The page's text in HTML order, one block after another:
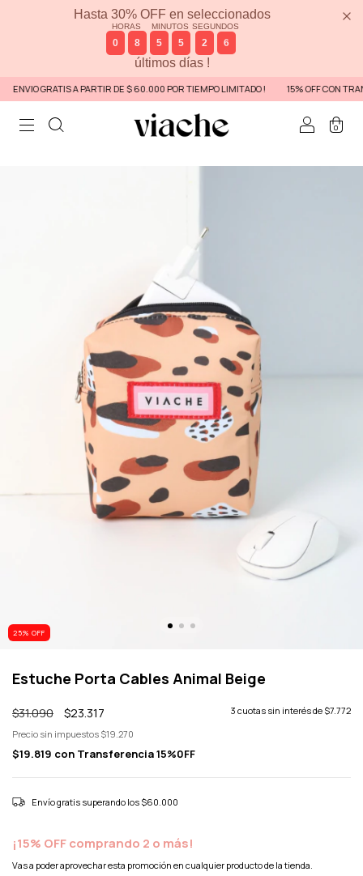
Hasta 30% OFF en seleccionados
HORAS
0 8
MINUTOS
5 5
SEGUNDOS
2 6
últimos días !
GRATIS A PARTIR DE $ 60.000 POR TIEMPO LIMITADO ! 15% OFF CON
0
25% OFF
Estuche Porta Cables Animal Beige
$31.090 $23.317 3 cuotas sin interés de $7.772
Precio sin impuestos $19.270
$19.819 con Transferencia 15%0FF
Envío gratis superando los $60.000
¡15% OFF comprando 2 o más!
Vas a poder aprovechar esta promoción en cualquier producto de la tienda.